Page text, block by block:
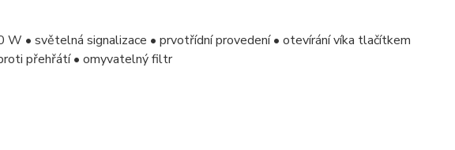
W • světelná signalizace • prvotřídní provedení • otevírání víka tlačítkem
přehřátí • omyvatelný filtr